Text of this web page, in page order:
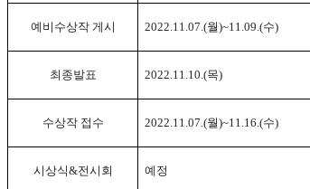
예비수상작 게시 2022.11.07.(월)~11.09.(수)
최종발표 2022.11.10.(목)
수상작 접수 2022.11.07.(월)~11.16.(수)
시상식&전시회 예정